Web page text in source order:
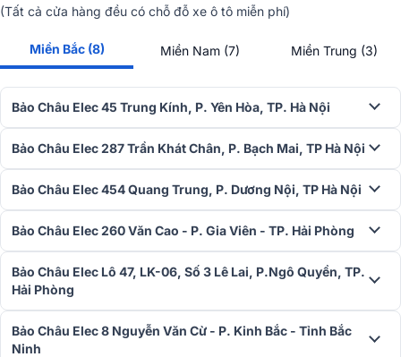
micro condenser
Để hỗ trợ thiết bị thu âm cao cấp, Yamaha trang bị cho MG12XU
nguồn phantom +48V trên các kênh mono.
Tính năng này giúp:
Cấp nguồn cho micro condenser chuyên dụng, vốn yêu cầu
Kết nối dễ dàng với DI Box hoặc preamp ngoài, không cần bộ
cấp nguồn riêng biệt.
Đây là điểm cộng lớn cho người làm studio hoặc kỹ thuật viên sân
khấu, khi họ có thể sử dụng đa dạng micro và thiết bị ngoại vi chỉ
với một bàn mixer duy nhất.
>>> Tham khảo:
(Tất cả cửa hàng đều có chỗ đỗ xe ô tô miễn phí)
Miền Bắc (8) Miền Nam (7) Miền Trung (3)
Bảo Châu Elec 45 Trung Kính, P. Yên Hòa, TP. Hà Nội
Bảo Châu Elec 287 Trần Khát Chân, P. Bạch Mai, TP Hà Nội
Bảo Châu Elec 454 Quang Trung, P. Dương Nội, TP Hà Nội
Bảo Châu Elec 260 Văn Cao - P. Gia Viên - TP. Hải Phòng
Bảo Châu Elec Lô 47, LK-06, Số 3 Lê Lai, P.Ngô Quyền, TP.
Hải Phòng
Bảo Châu Elec 8 Nguyễn Văn Cừ - P. Kinh Bắc - Tỉnh Bắc
Ninh